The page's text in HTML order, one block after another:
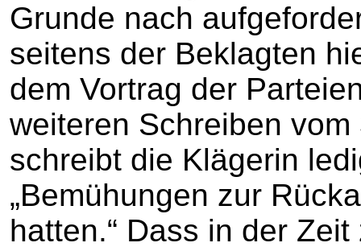
Grunde nach
seitens der Beklagten
dem Vortrag der
weiteren Schreiben
schreibt die Klägerin
„Bemühungen zur
hatten.“ Dass in der